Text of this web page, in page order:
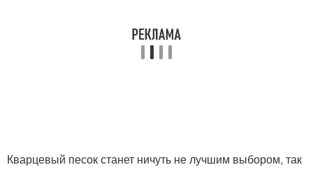
Кварцевый песок станет ничуть не лучшим выбором, так